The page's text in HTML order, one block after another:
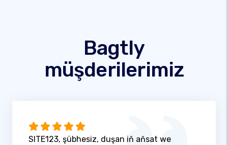
Bagtly
müşderilerimiz
SITE123, şübhesiz, duşan iň aňsat we